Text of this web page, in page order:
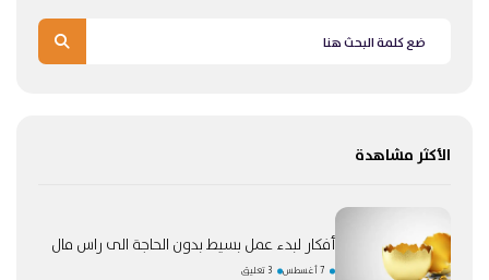
الأكثر مشاهدة
أفكار لبدء عمل بسيط بدون الحاجة الى راس مال
7 أغسطس 3 تعليق